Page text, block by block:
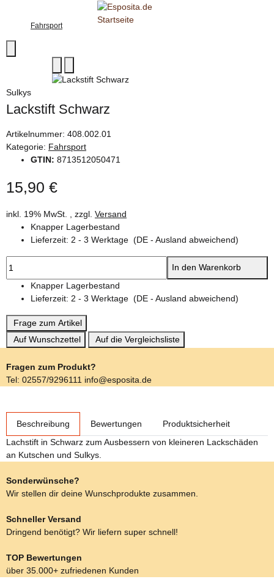
Fahrsport
Sulkys
Lackstift Schwarz
Artikelnummer: 408.002.01
Kategorie: Fahrsport
GTIN: 8713512050471
15,90 €
inkl. 19% MwSt. , zzgl. Versand
Knapper Lagerbestand
Lieferzeit: 2 - 3 Werktage (DE - Ausland abweichend)
In den Warenkorb
Knapper Lagerbestand
Lieferzeit: 2 - 3 Werktage (DE - Ausland abweichend)
Frage zum Artikel
Auf Wunschzettel
Auf die Vergleichsliste
Fragen zum Produkt?
Tel: 02557/9296111 info@esposita.de
Beschreibung Bewertungen
Produktsicherheit
Lachstift in Schwarz zum Ausbessern von kleineren Lackschäden
an Kutschen und Sulkys.
Sonderwünsche?
Wir stellen dir deine Wunschprodukte zusammen.
Schneller Versand
Dringend benötigt? Wir liefern super schnell!
TOP Bewertungen
über 35.000+ zufriedenen Kunden